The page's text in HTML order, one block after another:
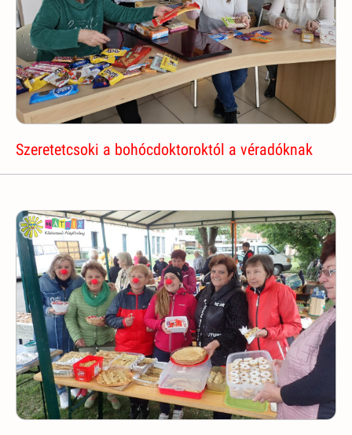
Szeretetcsoki a bohócdoktoroktól a véradóknak